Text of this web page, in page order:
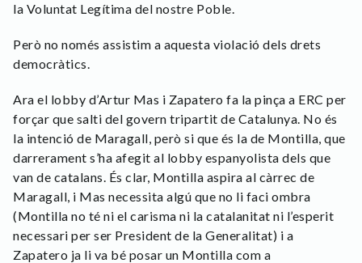
la Voluntat Legítima del nostre Poble.
Però no només assistim a aquesta violació dels drets
democràtics.
Ara el lobby d’Artur Mas i Zapatero fa la pinça a ERC per
forçar que salti del govern tripartit de Catalunya. No és
la intenció de Maragall, però si que és la de Montilla, que
darrerament s’ha afegit al lobby espanyolista dels que
van de catalans. És clar, Montilla aspira al càrrec de
Maragall, i Mas necessita algú que no li faci ombra
(Montilla no té ni el carisma ni la catalanitat ni l’esperit
necessari per ser President de la Generalitat) i a
Zapatero ja li va bé posar un Montilla com a